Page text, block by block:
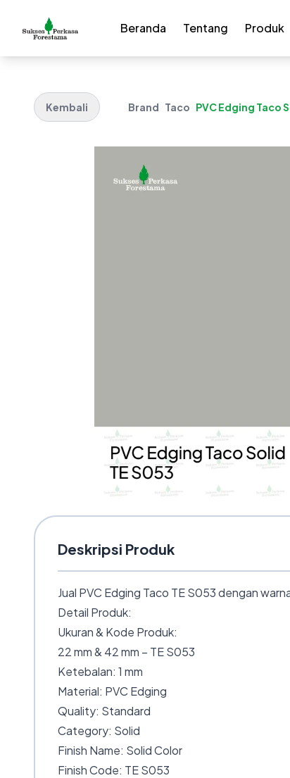
Beranda Tentang Produk
Kembali Brand Taco PVC Edging Taco
Deskripsi Produk
Jual PVC Edging Taco TE S053 dengan
Detail Produk:
Ukuran & Kode Produk:
22 mm & 42 mm – TE S053
Ketebalan: 1 mm
Material: PVC Edging
Quality: Standard
Category: Solid
Finish Name: Solid Color
Finish Code: TE S053